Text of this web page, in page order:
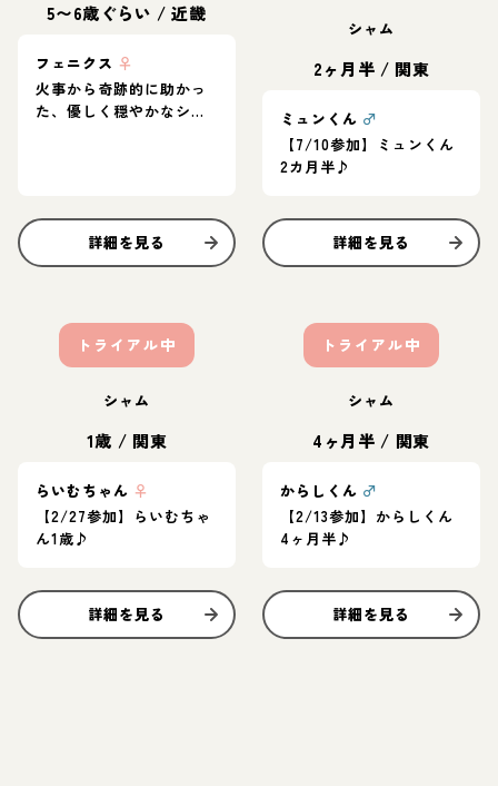
5〜6歳ぐらい /近畿
フェニクス ♀
火事から奇跡的に助かっ
た、優しく穏やかなシャ
詳細を見る
シャム
2ヶ月半 / 関東
ミュンくん ♂
【7/10参加】ミュンくん
2カ月半♪
詳細を見る
トライアル中
シャム
1歳 / 関東
らいむちゃん ♀
【2/27参加】らいむちゃ
ん1歳♪
詳細を見る
トライアル中
シャム
4ヶ月半 / 関東
からしくん ♂
【2/13参加】からしくん
4ヶ月半♪
詳細を見る